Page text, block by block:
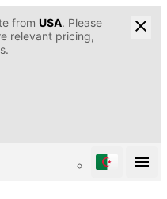
from USA. Please
relevant pricing,